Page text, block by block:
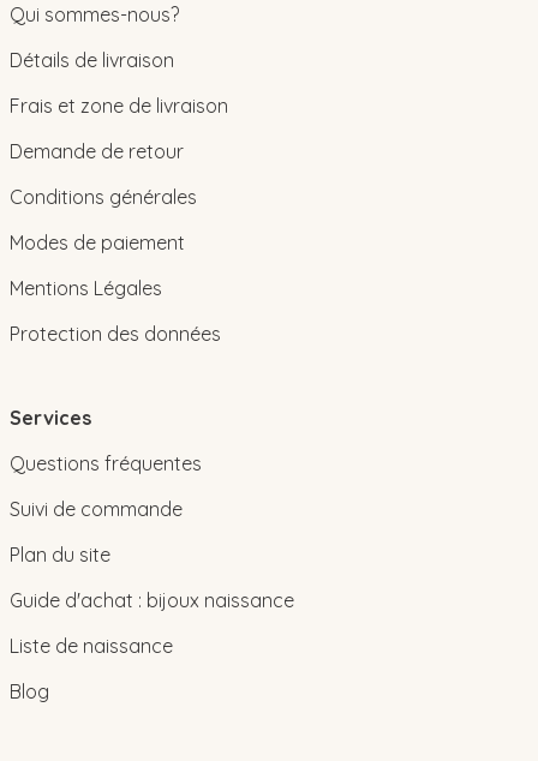
Qui sommes-nous?
Détails de livraison
Frais et zone de livraison
Demande de retour
Conditions générales
Modes de paiement
Mentions Légales
Protection des données
Services
Questions fréquentes
Suivi de commande
Plan du site
Guide d'achat : bijoux naissance
Liste de naissance
Blog